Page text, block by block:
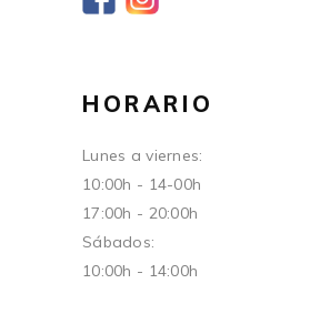
HORARIO
Lunes a viernes:
10:00h - 14-00h
17:00h - 20:00h
Sábados:
10:00h - 14:00h